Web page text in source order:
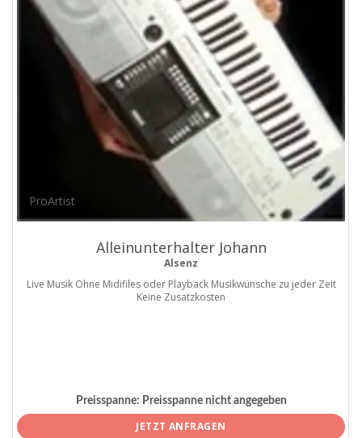
ProArtist
Alleinunterhalter Johann
Alsenz
Live Musik Ohne Midifiles oder Playback Musikwünsche zu jeder Zeit
Keine Zusatzkosten
Preisspanne: Preisspanne nicht angegeben
JETZT ANFRAGEN